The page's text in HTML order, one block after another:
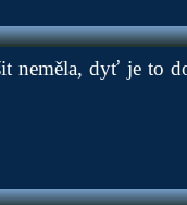
neměla, dyť je to